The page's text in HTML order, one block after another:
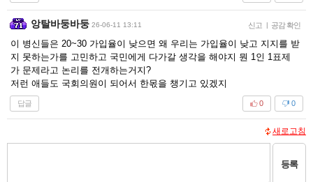
앙탈바둥바둥 26-06-11 13:11 신고 | 공감 확인
이 병신들은 20~30 가입율이 낮으면 왜 우리는 가입율이 낮고 지지를 받
지 못하는가를 고민하고 국민에게 다가갈 생각을 해야지 뭔 1인 1표제
가 문제라고 논리를 전개하는거지?
저런 애들도 국회의원이 되어서 한몫을 챙기고 있겠지
답글 0
0
새로고침
등록